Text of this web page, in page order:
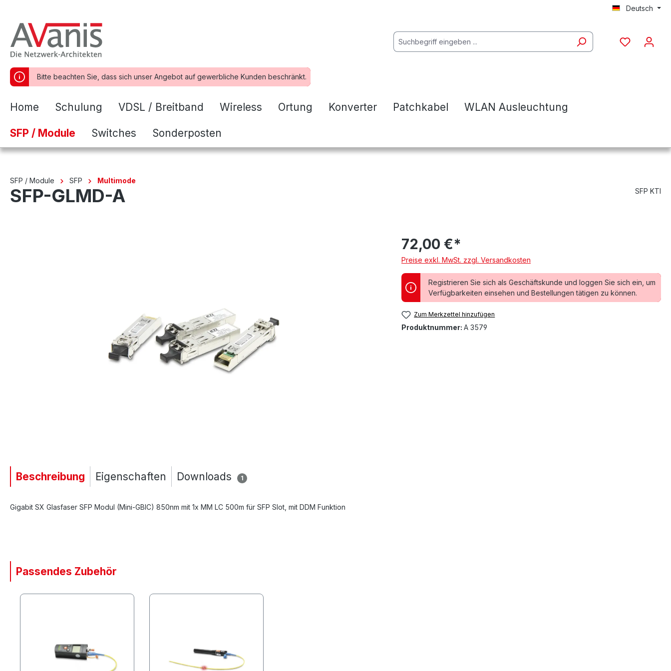
Deutsch
Bitte beachten Sie, dass sich unser Angebot auf gewerbliche Kunden beschränkt.
Home Schulung VDSL / Breitband Wireless Ortung Konverter Patchkabel WLAN Ausleuchtung
SFP / Module Switches Sonderposten
SFP / Module SFP Multimode
SFP-GLMD-A SFP KTI
72,00 €*
Preise exkl. MwSt. zzgl. Versandkosten
Registrieren Sie sich als Geschäftskunde und loggen Sie sich ein, um
Verfügbarkeiten einsehen und Bestellungen tätigen zu können.
Zum Merkzettel hinzufügen
Produktnummer: A 3579
Beschreibung Eigenschaften Downloads 1
Gigabit SX Glasfaser SFP Modul (Mini-GBIC) 850nm mit 1x MM LC 500m für SFP Slot, mit DDM Funktion
Passendes Zubehör